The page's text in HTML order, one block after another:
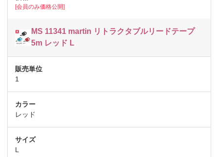
[会員のみ価格公開]
MS 11341 martin リトラクタブルリードテープ
5m レッド L
1
レッド
L